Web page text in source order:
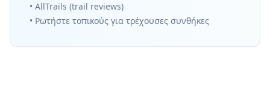
• AllTrails (trail reviews)
• Ρωτήστε τοπικούς για τρέχουσες συνθήκες